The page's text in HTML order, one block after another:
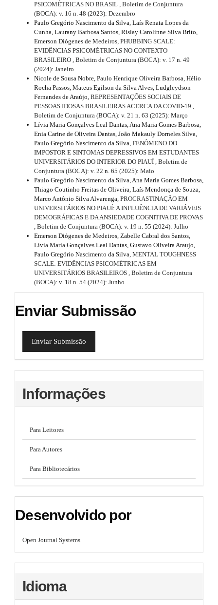
PSICOMÉTRICAS NO BRASIL , Boletim de Conjuntura
(BOCA): v. 16 n. 48 (2023): Dezembro
Paulo Gregório Nascimento da Silva, Laís Renata Lopes da
Cunha, Laurany Barbosa Santos, Rislay Carolinne Silva Brito,
Emerson Diógenes de Medeiros, PHUBBING SCALE:
EVIDÊNCIAS PSICOMÉTRICAS NO CONTEXTO
BRASILEIRO , Boletim de Conjuntura (BOCA): v. 17 n. 49
(2024): Janeiro
Nicole de Sousa Nobre, Paulo Henrique Oliveira Barbosa, Hélio
Rocha Passos, Mateus Egilson da Silva Alves, Ludgleydson
Fernandes de Araújo, REPRESENTAÇÕES SOCIAIS DE
PESSOAS IDOSAS BRASILEIRAS ACERCA DA COVID-19 ,
Boletim de Conjuntura (BOCA): v. 21 n. 63 (2025): Março
Lívia Maria Gonçalves Leal Dantas, Ana Maria Gomes Barbosa,
Enia Carine de Oliveira Dantas, João Makauly Dorneles Silva,
Paulo Gregório Nascimento da Silva, FENÔMENO DO
IMPOSTOR E SINTOMAS DEPRESSIVOS EM ESTUDANTES
UNIVERSITÁRIOS DO INTERIOR DO PIAUÍ , Boletim de
Conjuntura (BOCA): v. 22 n. 65 (2025): Maio
Paulo Gregório Nascimento da Silva, Ana Maria Gomes Barbosa,
Thiago Coutinho Freitas de Oliveira, Laís Mendonça de Souza,
Marco Antônio Silva Alvarenga, PROCRASTINAÇÃO EM
UNIVERSITÁRIOS NO PIAUÍ: A INFLUÊNCIA DE VARIÁVEIS
DEMOGRÁFICAS E DA ANSIEDADE COGNITIVA DE PROVAS
, Boletim de Conjuntura (BOCA): v. 19 n. 55 (2024): Julho
Emerson Diógenes de Medeiros, Zabelle Cabral dos Santos,
Lívia Maria Gonçalves Leal Dantas, Gustavo Oliveira Araujo,
Paulo Gregório Nascimento da Silva, MENTAL TOUGHNESS
SCALE: EVIDÊNCIAS PSICOMÉTRICAS EM
UNIVERSITÁRIOS BRASILEIROS , Boletim de Conjuntura
(BOCA): v. 18 n. 54 (2024): Junho
Enviar Submissão
Enviar Submissão
Informações
Para Leitores
Para Autores
Para Bibliotecários
Desenvolvido por
Open Journal Systems
Idioma